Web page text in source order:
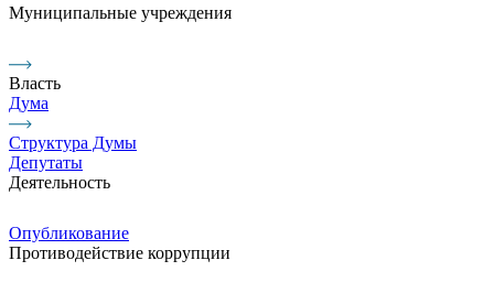
Муниципальные учреждения
Власть
Дума
Структура Думы
Депутаты
Деятельность
Опубликование
Противодействие коррупции